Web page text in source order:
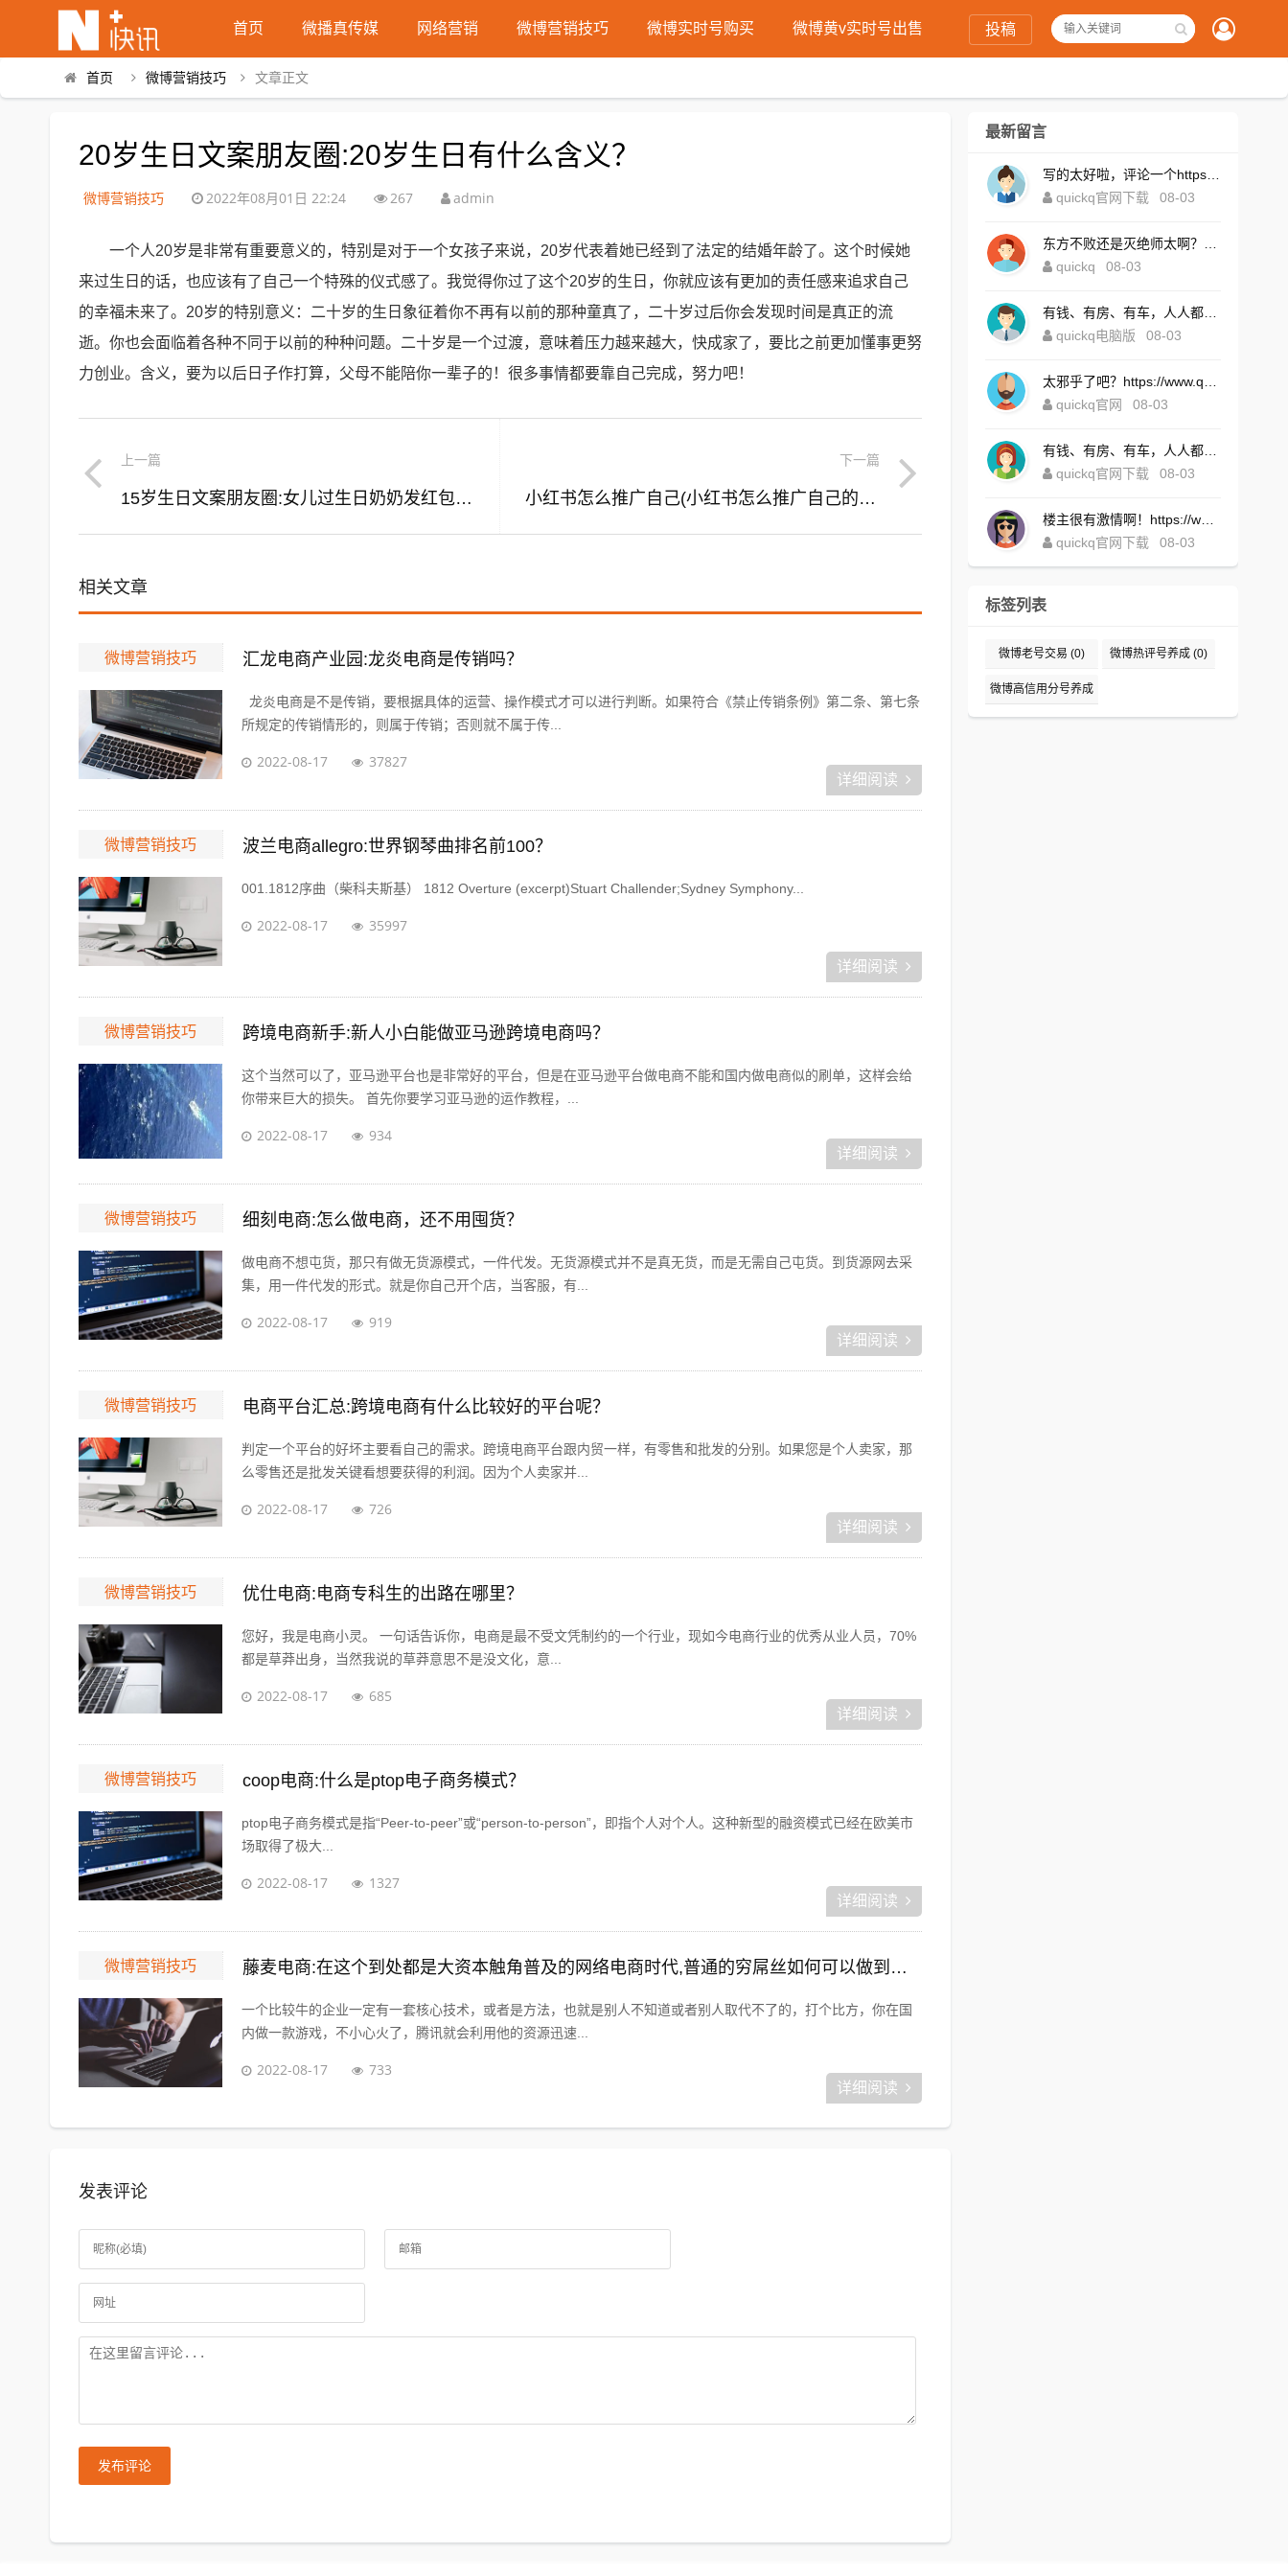
首页 微播真传媒 网络营销 微博营销技巧 微博实时号购买 微博黄v实时号出售 投稿
首页 微博营销技巧 文章正文
20岁生日文案朋友圈:20岁生日有什么含义？
微博营销技巧 2022年08月01日 22:24 267 admin
一个人20岁是非常有重要意义的，特别是对于一个女孩子来说，20岁代表着她已经到了法定的结婚年龄了。这个时候她
来过生日的话，也应该有了自己一个特殊的仪式感了。我觉得你过了这个20岁的生日，你就应该有更加的责任感来追求自己
的幸福未来了。20岁的特别意义：二十岁的生日象征着你不再有以前的那种童真了，二十岁过后你会发现时间是真正的流
逝。你也会面临着各种不同于以前的种种问题。二十岁是一个过渡，意味着压力越来越大，快成家了，要比之前更加懂事更努
力创业。含义，要为以后日子作打算，父母不能陪你一辈子的！很多事情都要靠自己完成，努力吧！
上一篇
15岁生日文案朋友圈:女儿过生日奶奶发红包，看到钱，我发朋友圈，婆婆直接失控
下一篇
小红书怎么推广自己(小红书怎么推广自己的淘宝)
相关文章
微博营销技巧 汇龙电商产业园:龙炎电商是传销吗？
龙炎电商是不是传销，要根据具体的运营、操作模式才可以进行判断。如果符合《禁止传销条例》第二条、第七条
所规定的传销情形的，则属于传销；否则就不属于传...
2022-08-17 37827
详细阅读
微博营销技巧 波兰电商allegro:世界钢琴曲排名前100？
001.1812序曲（柴科夫斯基） 1812 Overture (excerpt)Stuart Challender;Sydney Symphony...
2022-08-17 35997
详细阅读
微博营销技巧 跨境电商新手:新人小白能做亚马逊跨境电商吗？
这个当然可以了，亚马逊平台也是非常好的平台，但是在亚马逊平台做电商不能和国内做电商似的刷单，这样会给
你带来巨大的损失。 首先你要学习亚马逊的运作教程，...
2022-08-17 934
详细阅读
微博营销技巧 细刻电商:怎么做电商，还不用囤货？
做电商不想屯货，那只有做无货源模式，一件代发。无货源模式并不是真无货，而是无需自己屯货。到货源网去采
集，用一件代发的形式。就是你自己开个店，当客服，有...
2022-08-17 919
详细阅读
微博营销技巧 电商平台汇总:跨境电商有什么比较好的平台呢？
判定一个平台的好坏主要看自己的需求。跨境电商平台跟内贸一样，有零售和批发的分别。如果您是个人卖家，那
么零售还是批发关键看想要获得的利润。因为个人卖家并...
2022-08-17 726
详细阅读
微博营销技巧 优仕电商:电商专科生的出路在哪里？
您好，我是电商小灵。 一句话告诉你，电商是最不受文凭制约的一个行业，现如今电商行业的优秀从业人员，70%
都是草莽出身，当然我说的草莽意思不是没文化，意...
2022-08-17 685
详细阅读
微博营销技巧 coop电商:什么是ptop电子商务模式？
ptop电子商务模式是指“Peer-to-peer”或“person-to-person”，即指个人对个人。这种新型的融资模式已经在欧美市
场取得了极大...
2022-08-17 1327
详细阅读
微博营销技巧 藤麦电商:在这个到处都是大资本触角普及的网络电商时代,普通的穷屌丝如何可以做到逆袭上位？
一个比较牛的企业一定有一套核心技术，或者是方法，也就是别人不知道或者别人取代不了的，打个比方，你在国
内做一款游戏，不小心火了，腾讯就会利用他的资源迅速...
2022-08-17 733
详细阅读
发表评论
发布评论
最新留言
quickq官网下载
08-03
quickq
08-03
quickq电脑版
08-03
quickq官网
08-03
quickq官网下载
08-03
quickq官网下载
08-03
标签列表
微博老号交易 (0) 微博热评号养成 (0)
微博高信用分号养成
(0)